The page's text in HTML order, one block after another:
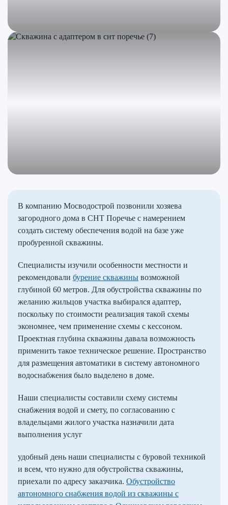
В компанию Мосводострой позвонили хозяева
загородного дома в СНТ Поречье с намерением
создать систему обеспечения водой на базе уже
пробуренной скважины.
Специалисты изучили особенности местности и
рекомендовали бурение скважины возможной
глубиной 60 метров. Для обустройства скважины по
желанию жильцов участка выбирался адаптер,
поскольку по стоимости реализация такой схемы
экономнее, чем применение схемы с кессоном.
Проектная глубина скважины давала возможность
применить такое техническое решение. Пространство
для размещения автоматики в систему автономного
водоснабжения было выделено в доме.
Наши специалисты составили схему системы
снабжения водой и смету, по согласованию с
владельцами жилого участка назначили дата
выполнения услуг
удобный день наши специалисты с буровой техникой
и всем, что нужно для обустройства скважины,
приехали по адресу заказчика. Обустройство
автономного снабжения водой из скважины с